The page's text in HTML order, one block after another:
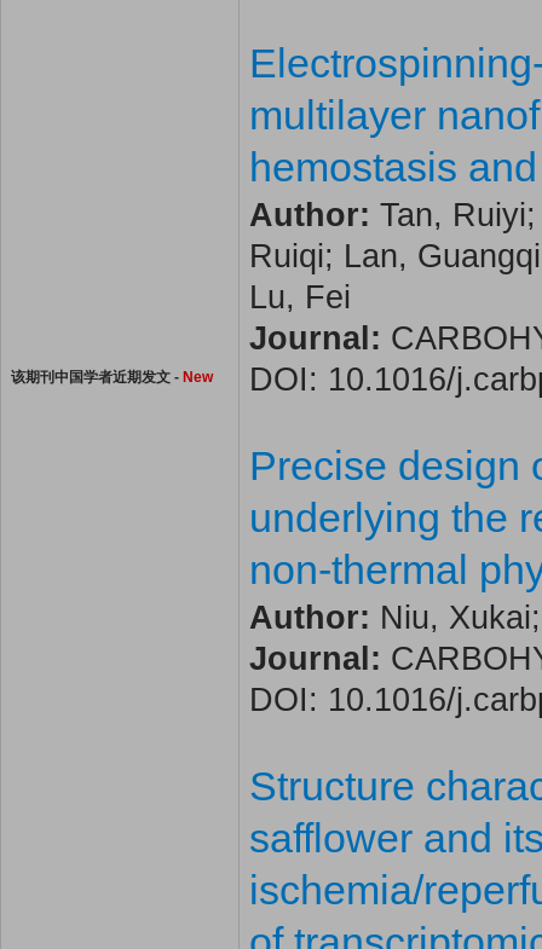
该期刊中国学者近期发文 - New
multilayer
hemostasis
Author: Tan,
Ruiqi; Lan,
Lu, Fei
Journal:
DOI: 10.1016/
Precise design
underlying the
non-thermal
Author: Niu,
Journal:
DOI: 10.1016/
Structure
safflower and
ischemia/